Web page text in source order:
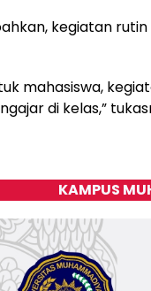
kegiatan
mahasiswa,
di kelas,”
KAMPUS